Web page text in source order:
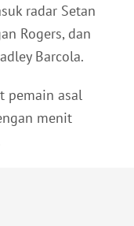
radar Setan
Rogers, dan
Barcola.
pemain asal
menit